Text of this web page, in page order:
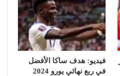
فيديو: هدف ساكا الأفضل
في ربع نهائي يورو 2024